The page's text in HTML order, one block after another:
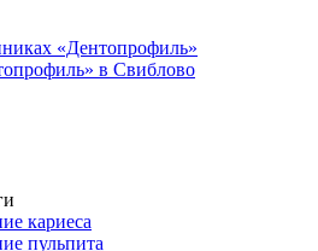
«Дентопрофиль»
в Свиблово
кариеса
пульпита